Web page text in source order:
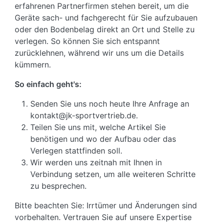
erfahrenen Partnerfirmen stehen bereit, um die
Geräte sach- und fachgerecht für Sie aufzubauen
oder den Bodenbelag direkt an Ort und Stelle zu
verlegen. So können Sie sich entspannt
zurücklehnen, während wir uns um die Details
kümmern.
So einfach geht's:
Senden Sie uns noch heute Ihre Anfrage an
kontakt@jk-sportvertrieb.de.
Teilen Sie uns mit, welche Artikel Sie
benötigen und wo der Aufbau oder das
Verlegen stattfinden soll.
Wir werden uns zeitnah mit Ihnen in
Verbindung setzen, um alle weiteren Schritte
zu besprechen.
Bitte beachten Sie: Irrtümer und Änderungen sind
vorbehalten. Vertrauen Sie auf unsere Expertise